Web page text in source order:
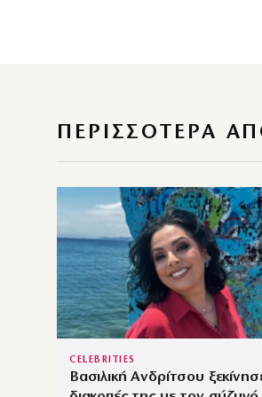
ΠΕΡΙΣΣΌΤΕΡΑ
CELEBRITIES
Βασιλική Ανδρίτσου